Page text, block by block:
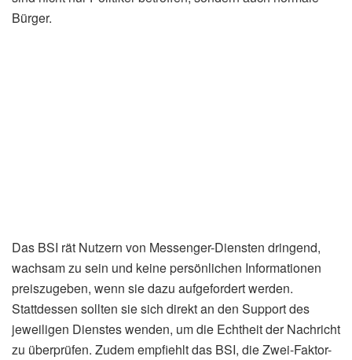
Bürger.
Das BSI rät Nutzern von Messenger-Diensten dringend,
wachsam zu sein und keine persönlichen Informationen
preiszugeben, wenn sie dazu aufgefordert werden.
Stattdessen sollten sie sich direkt an den Support des
jeweiligen Dienstes wenden, um die Echtheit der Nachricht
zu überprüfen. Zudem empfiehlt das BSI, die Zwei-Faktor-